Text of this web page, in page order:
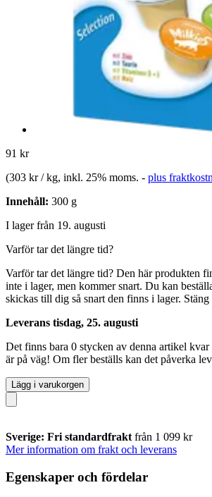
91 kr
(303 kr / kg, inkl. 25% moms. - plus
Innehåll: 300 g
I lager från 19. augusti
Varför tar det längre tid?
Varför tar det längre tid? Den här produkten
inte i lager, men kommer snart. Du kan
skickas till dig så snart den finns i lager.
Leverans tisdag, 25. augusti
Det finns bara 0 stycken av denna artikel
är på väg! Om fler beställs kan det påverka
Lägg i varukorgen
Sverige: Fri standardfrakt från 1 099 kr
Mer information om frakt och leverans
Egenskaper och fördelar